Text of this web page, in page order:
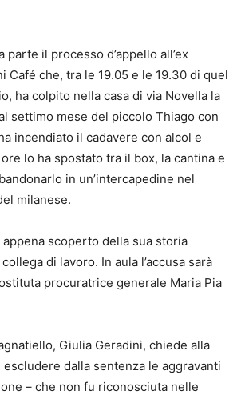
parte il processo d’appello all’ex
Café che, tra le 19.05 e le 19.30 di quel
ha colpito nella casa di via Novella la
settimo mese del piccolo Thiago con
incendiato il cadavere con alcol e
lo ha spostato tra il box, la cantina e
in un’intercapedine nel
milanese.
appena scoperto della sua storia
di lavoro. In aula l’accusa sarà
procuratrice generale Maria Pia
Giulia Geradini, chiede alla
dalla sentenza le aggravanti
– che non fu riconosciuta nelle